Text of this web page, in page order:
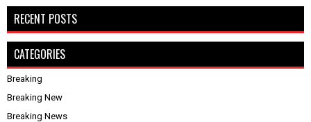
RECENT POSTS
CATEGORIES
Breaking
Breaking New
Breaking News